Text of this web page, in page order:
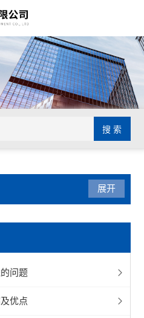
展开
问题
优点